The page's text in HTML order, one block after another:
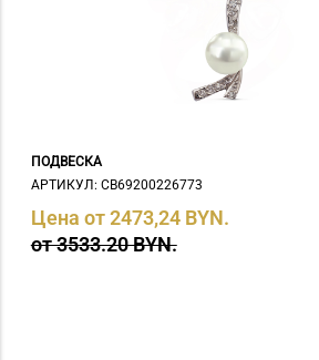
ПОДВЕСКА
АРТИКУЛ: СB69200226773
Цена от 2473,24 BYN.
от 3533.20 BYN.